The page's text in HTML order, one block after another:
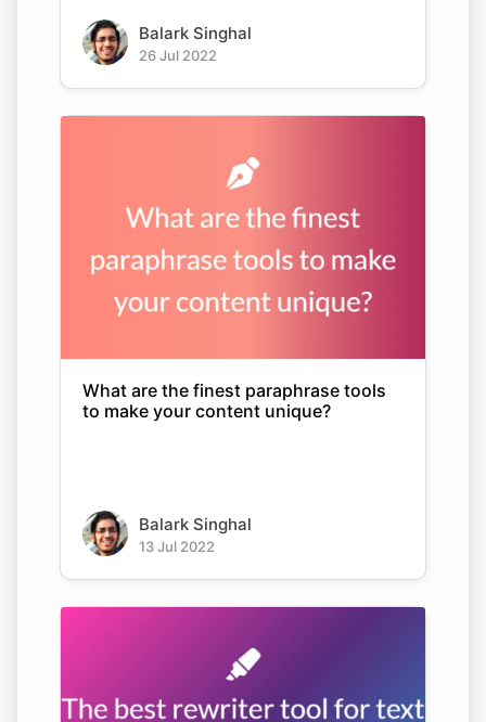
Balark Singhal
26 Jul 2022
What are the finest paraphrase tools
to make your content unique?
Balark Singhal
13 Jul 2022